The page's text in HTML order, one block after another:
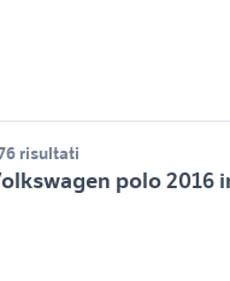
risultati
polo 2016